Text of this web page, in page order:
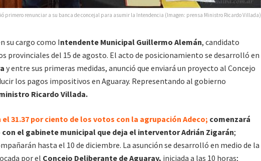
primero renunciar a su banca de concejal para asumir la Intendencia (Imagen: prensa Ministro Ricardo Villada)
su cargo como Intendente Municipal Guillermo Alemán, candidato
provinciales del 15 de agosto. El acto de posicionamiento se desarrolló en
y entre sus primeras medidas, anunció que enviará un proyecto al Concejo
los pagos impositivos en Aguaray. Representando al gobierno
Ricardo Villada.
31.37 por ciento de los votos con la agrupación Adeco; comenzará
el gabinete municipal que deja el interventor Adrián Zigarán;
hasta el 10 de diciembre. La asunción se desarrolló en medio de la
por el Concejo Deliberante de Aguaray, iniciada a las 10 horas;